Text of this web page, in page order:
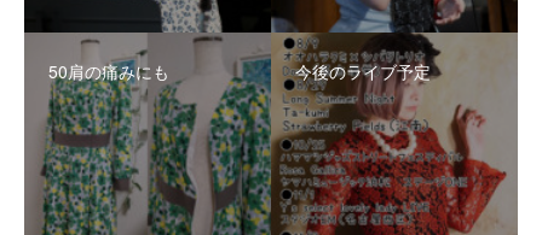
50肩の痛みにも 今後のライブ予定